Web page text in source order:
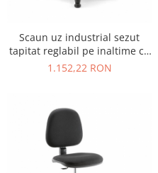
Accesorii
Blaturi de masa
Blaturi din metal
Blaturi din Topalit
Blaturi din lemn masiv
Scaun uz industrial sezut
tapitat reglabil pe inaltime cu
lame fixe MEA SOFT 03 PG
1.152,22 RON